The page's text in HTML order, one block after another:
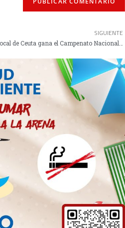
SIGUIENTE